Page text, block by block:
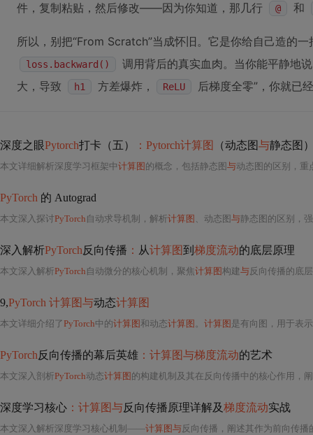
件，复制粘贴，然后修改——因为你知道，那几行
@ 和
所以，别把“From Scratch”当成怀旧。它是你给自己造的
loss.backward()
调用背后的真实血肉。当你能平静地
大，导致
h1 方差爆炸， ReLU 后梯度全零”，你就已
深度之眼Pytorch打卡（五） ：Pytorch计算图 （动态图与静态图
本文详细解析深度学习框架中计算图 的概念，包括静态图 与动态图的区别，重
PyTorch 的 Autograd
本文深入探讨PyTorch 自动求导机制，解析计算图 、动态图 与静态图的区别，强调
深入解析PyTorch反向传播 ： 从计算图到 梯度流动的底层原理
本文深入解析PyTorch 自动微分的核心机制，聚焦计算图构建与反向传播的底
9,PyTorch 计算图与动态计算图
本文详细介绍了PyTorch中的计算图和动态计算图 。 计算图 是有向图，用于表
PyTorch反向传播的幕后英雄 ：计算图与梯度流动的艺术
本文深入剖析PyTorch动态计算图 的构建机制及其在反向传播中的核心作用，
深度学习核心 ：计算图与反向传播原理详解及梯度流动实战
本文深入解析深度学习核心机制——计算图与反向传播，阐述其作为前向传播